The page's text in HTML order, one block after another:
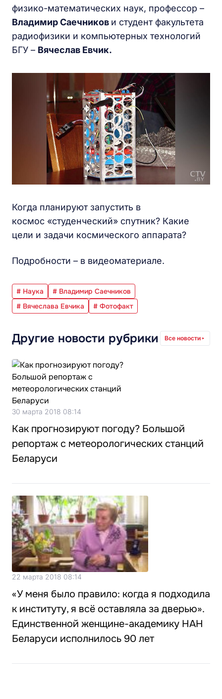
физико-математических наук, профессор –
Владимир Саечников и студент факультета
радиофизики и компьютерных технологий
БГУ – Вячеслав Евчик.
Когда планируют запустить в
космос «студенческий» спутник? Какие
цели и задачи космического аппарата?
Подробности – в видеоматериале.
# Наука
# Владимир Саечников
# Вячеслава Евчика
# Фотофакт
Другие новости рубрики Все новости
30 марта 2018 08:14
Как прогнозируют погоду? Большой
репортаж с метеорологических станций
Беларуси
22 марта 2018 08:14
«У меня было правило: когда я подходила
к институту, я всё оставляла за дверью».
Единственной женщине-академику НАН
Беларуси исполнилось 90 лет